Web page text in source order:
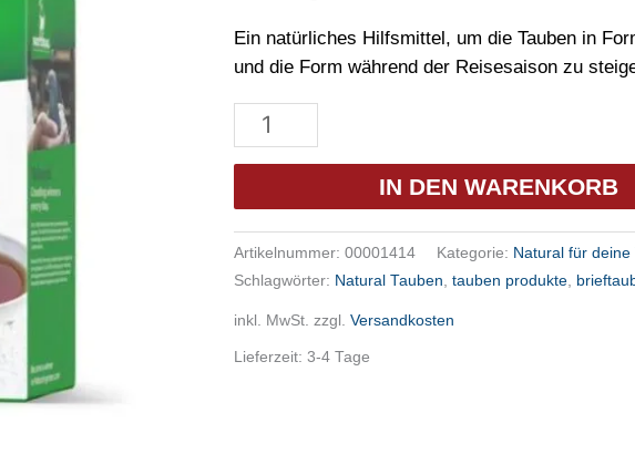
Ein natürliches Hilfsmittel, um die Tauben in
und die Form während der Reisesaison zu
Natural
Tee
Menge
IN DEN WARENKORB
Artikelnummer: 00001414 Kategorie: Natural für deine
Schlagwörter: Natural Tauben, tauben produkte,
inkl. MwSt. zzgl. Versandkosten
Lieferzeit: 3-4 Tage